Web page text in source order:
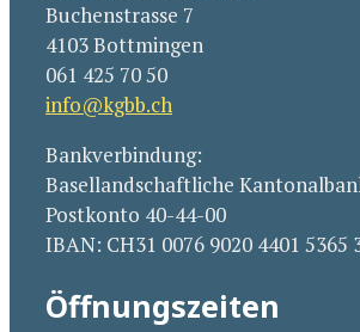
Buchenstrasse 7
4103 Bottmingen
061 425 70 50
info@kgbb.ch
Bankverbindung:
Basellandschaftliche
Postkonto 40-44-00
IBAN: CH31 0076 9020 4401 5365
Öffnungszeiten